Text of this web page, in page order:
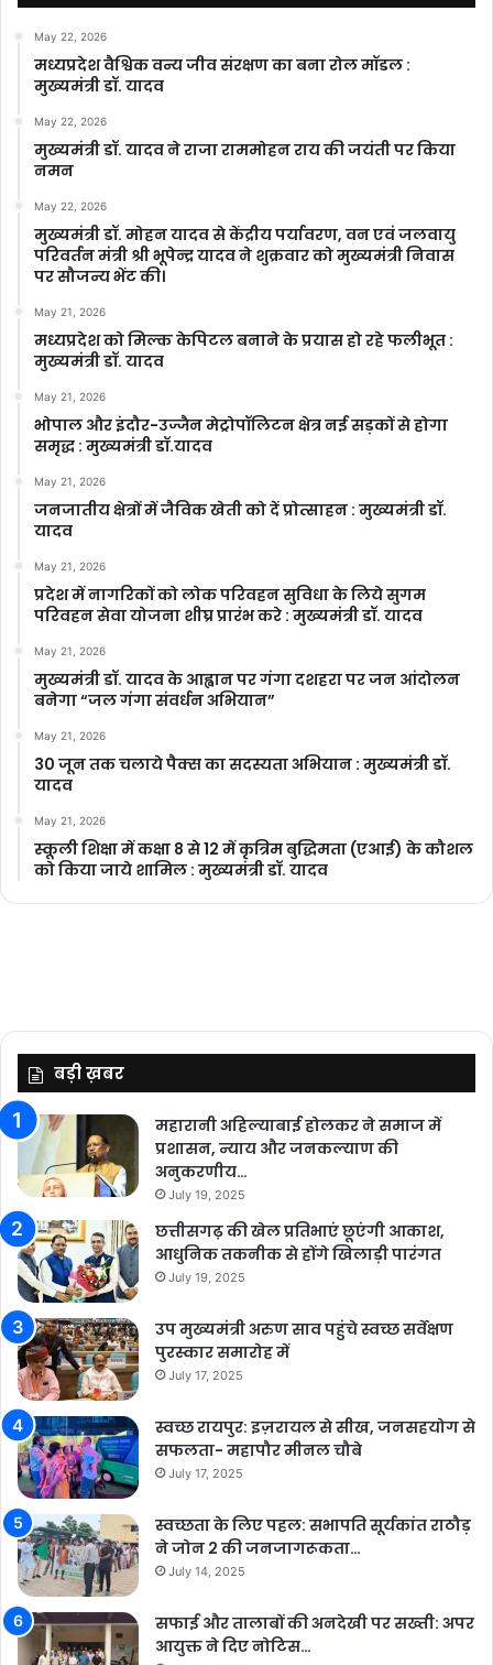
May 22, 2026
मध्यप्रदेश वैश्विक वन्य जीव संरक्षण का बना रोल मॉडल :
मुख्यमंत्री डॉ. यादव
May 22, 2026
मुख्यमंत्री डॉ. यादव ने राजा राममोहन राय की जयंती पर किया
नमन
May 22, 2026
मुख्यमंत्री डॉ. मोहन यादव से केंद्रीय पर्यावरण, वन एवं जलवायु
परिवर्तन मंत्री श्री भूपेन्द्र यादव ने शुक्रवार को मुख्यमंत्री निवास
पर सौजन्य भेंट की।
May 21, 2026
मध्यप्रदेश को मिल्क केपिटल बनाने के प्रयास हो रहे फलीभूत :
मुख्यमंत्री डॉ. यादव
May 21, 2026
भोपाल और इंदौर-उज्जैन मेट्रोपॉलिटन क्षेत्र नई सड़कों से होगा
समृद्ध : मुख्यमंत्री डॉ.यादव
May 21, 2026
जनजातीय क्षेत्रों में जैविक खेती को दें प्रोत्साहन : मुख्यमंत्री डॉ.
यादव
May 21, 2026
प्रदेश में नागरिकों को लोक परिवहन सुविधा के लिये सुगम
परिवहन सेवा योजना शीघ्र प्रारंभ करे : मुख्यमंत्री डॉ. यादव
May 21, 2026
मुख्यमंत्री डॉ. यादव के आह्वान पर गंगा दशहरा पर जन आंदोलन
बनेगा “जल गंगा संवर्धन अभियान”
May 21, 2026
30 जून तक चलाये पैक्स का सदस्यता अभियान : मुख्यमंत्री डॉ.
यादव
May 21, 2026
स्कूली शिक्षा में कक्षा 8 से 12 में कृ‍त्रिम बुद्धिमता (एआई) के कौशल
को किया जाये शामिल : मुख्यमंत्री डॉ. यादव
बड़ी ख़बर
महारानी अहिल्याबाई होलकर ने समाज में
प्रशासन, न्याय और जनकल्याण की
अनुकरणीय…
July 19, 2025
छत्तीसगढ़ की खेल प्रतिभाएं छूएंगी आकाश,
आधुनिक तकनीक से होंगे खिलाड़ी पारंगत
July 19, 2025
उप मुख्यमंत्री अरुण साव पहुंचे स्वच्छ सर्वेक्षण
पुरस्कार समारोह में
July 17, 2025
स्वच्छ रायपुर: इज़रायल से सीख, जनसहयोग से
सफलता- महापौर मीनल चौबे
July 17, 2025
स्वच्छता के लिए पहल: सभापति सूर्यकांत राठौड़
ने जोन 2 की जनजागरूकता…
July 14, 2025
सफाई और तालाबों की अनदेखी पर सख्ती: अपर
आयुक्त ने दिए नोटिस…